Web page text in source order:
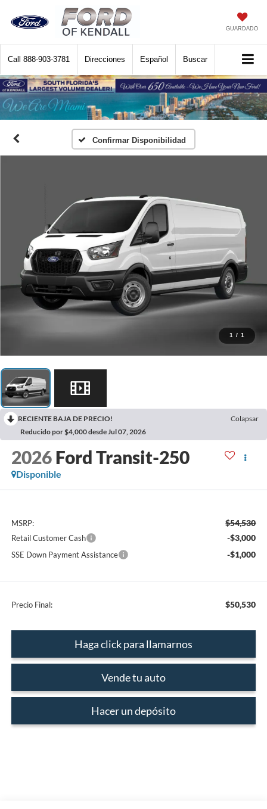
GUARDADO
Call 888-903-3781 Direcciones Español Buscar
Confirmar Disponibilidad
1 / 1
RECIENTE BAJA DE PRECIO!
Colapsar
Reducido por $4,000 desde Jul 07, 2026
2026 Ford Transit-250
Disponible
MSRP: $54,530
Retail Customer Cash -$3,000
SSE Down Payment Assistance -$1,000
Precio Final: $50,530
Haga click para llamarnos
Vende tu auto
Hacer un depósito